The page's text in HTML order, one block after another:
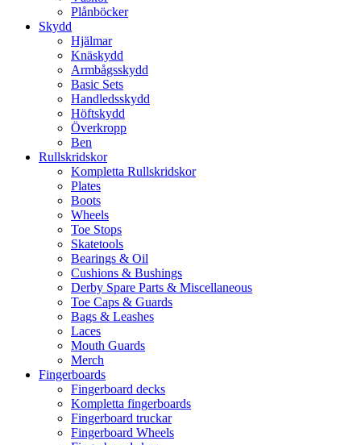
Plånböcker
Skydd
Hjälmar
Knäskydd
Armbågsskydd
Basic Sets
Handledsskydd
Höftskydd
Överkropp
Ben
Rullskridskor
Kompletta Rullskridskor
Plates
Boots
Wheels
Toe Stops
Skatetools
Bearings & Oil
Cushions & Bushings
Derby Spare Parts & Miscellaneous
Toe Caps & Guards
Bags & Leashes
Laces
Mouth Guards
Merch
Fingerboards
Fingerboard decks
Kompletta fingerboards
Fingerboard truckar
Fingerboard Wheels